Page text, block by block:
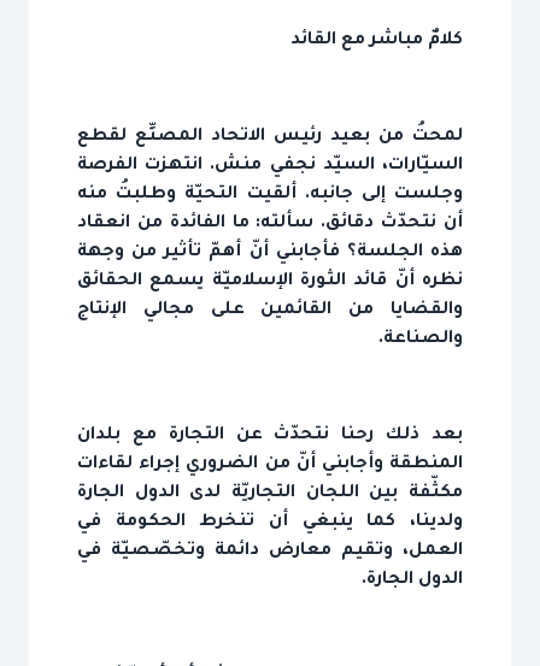
كلامٌ مباشر مع القائد
لمحتُ من بعيد رئيس الاتحاد المصنِّع لقطع
السيّارات، السيّد نجفي منش. انتهزت الفرصة
وجلست إلى جانبه. ألقيت التحيّة وطلبتُ منه
أن نتحدّث دقائق. سألته: ما الفائدة من انعقاد
هذه الجلسة؟ فأجابني أنّ أهمّ تأثير من وجهة
نظره أنّ قائد الثورة الإسلاميّة يسمع الحقائق
والقضايا من القائمين على مجالي الإنتاج
والصناعة.
بعد ذلك رحنا نتحدّث عن التجارة مع بلدان
المنطقة وأجابني أنّ من الضروري إجراء لقاءات
مكثّفة بين اللجان التجاريّة لدى الدول الجارة
ولدينا، كما ينبغي أن تنخرط الحكومة في
العمل، وتقيم معارض دائمة وتخصّصيّة في
الدول الجارة.